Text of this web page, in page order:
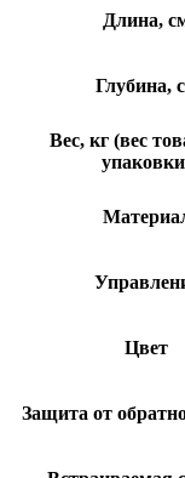
Длина,
Глубина,
Вес, кг (вес
Цвет
Защита от